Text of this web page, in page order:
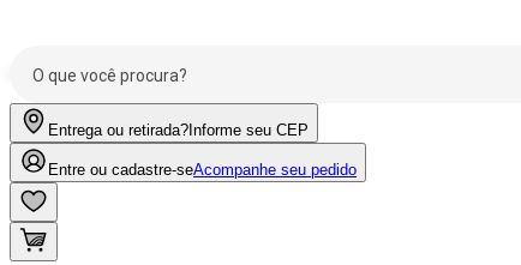
Entrega ou retirada? Informe seu CEP
Entre ou cadastre-seAcompanhe seu pedido